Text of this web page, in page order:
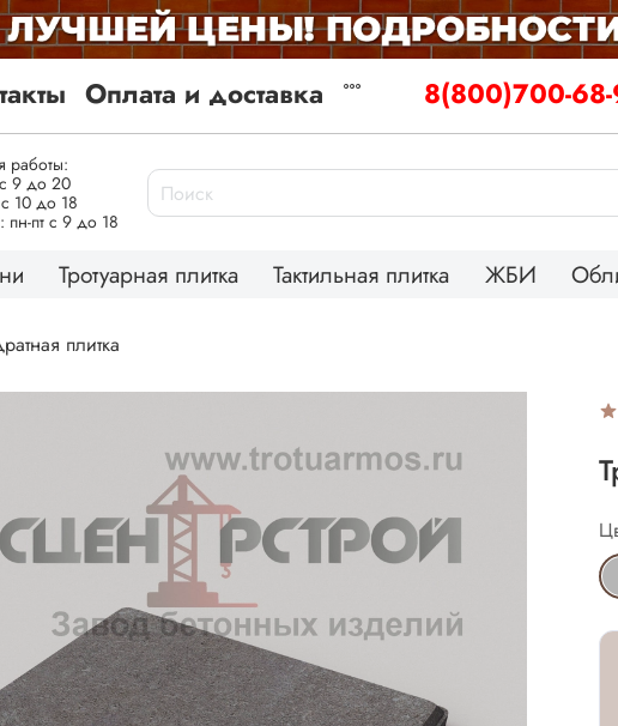
Оплата и доставка 8(800)700-
работы:
с 9 до 20
10 до 18
пт с 9 до 18
Тротуарная плитка Тактильная плитка ЖБИ
плитка